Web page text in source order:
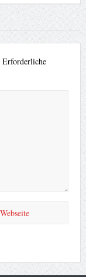
Erforderliche